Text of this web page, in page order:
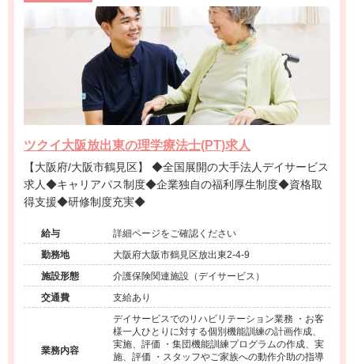
ツクイ大阪放出東の理学療法士(PT)求人
【大阪府/大阪市鶴見区】 ◆全国展開の大手法人デイサービス
求人◆キャリアパス制度◆企業独自の福利厚生制度◆資格取
得支援◆研修制度充実◆
給与
詳細ページをご確認ください
勤務地
大阪府大阪市鶴見区放出東2-4-9
施設形態
介護保険関連施設（デイサービス）
交通費
支給あり
業務内容
デイサービスでのリハビリテーション業務 ・お客
様一人ひとりに対する個別機能訓練の計画作成、
実施、評価 ・集団機能訓練プログラムの作成、実
施、評価 ・スタッフやご家族への動作介助の指導